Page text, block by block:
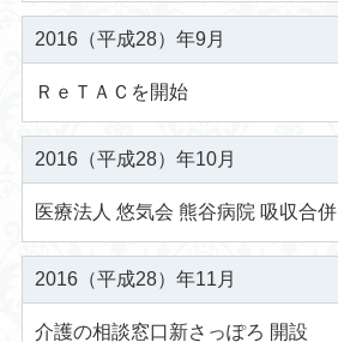
2016（平成28）年9月
ＲｅＴＡＣを開始
2016（平成28）年10月
医療法人 悠気会 熊谷病院 吸収合併
2016（平成28）年11月
介護の相談窓口新さっぽろ 開設